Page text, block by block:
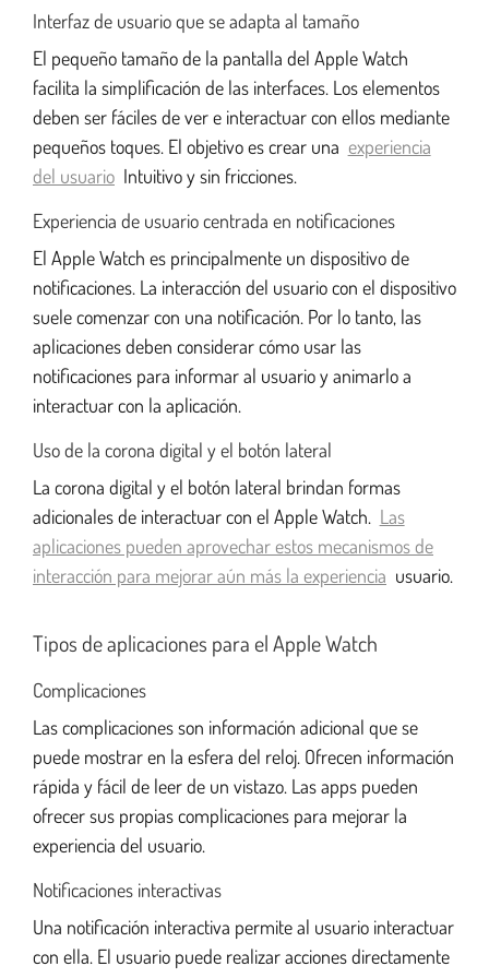
Interfaz de usuario que se adapta al tamaño
El pequeño tamaño de la pantalla del Apple Watch
facilita la simplificación de las interfaces. Los elementos
deben ser fáciles de ver e interactuar con ellos mediante
pequeños toques. El objetivo es crear una experiencia
del usuario Intuitivo y sin fricciones.
Experiencia de usuario centrada en notificaciones
El Apple Watch es principalmente un dispositivo de
notificaciones. La interacción del usuario con el dispositivo
suele comenzar con una notificación. Por lo tanto, las
aplicaciones deben considerar cómo usar las
notificaciones para informar al usuario y animarlo a
interactuar con la aplicación.
Uso de la corona digital y el botón lateral
La corona digital y el botón lateral brindan formas
adicionales de interactuar con el Apple Watch. Las
aplicaciones pueden aprovechar estos mecanismos de
interacción para mejorar aún más la experiencia usuario.
Tipos de aplicaciones para el Apple Watch
Complicaciones
Las complicaciones son información adicional que se
puede mostrar en la esfera del reloj. Ofrecen información
rápida y fácil de leer de un vistazo. Las apps pueden
ofrecer sus propias complicaciones para mejorar la
experiencia del usuario.
Notificaciones interactivas
Una notificación interactiva permite al usuario interactuar
con ella. El usuario puede realizar acciones directamente